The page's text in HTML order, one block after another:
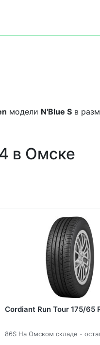
модели N'Blue S в
в Омске
Cordiant Run Tour 175/65
86S На Омском складе -